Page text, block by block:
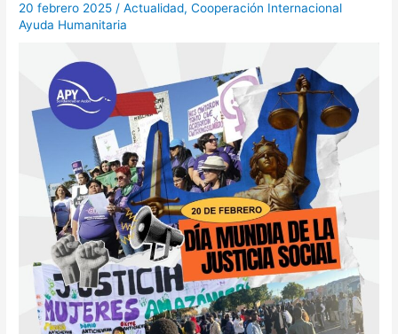
20 febrero 2025/Actualidad,Cooperación Internacional
Ayuda Humanitaria